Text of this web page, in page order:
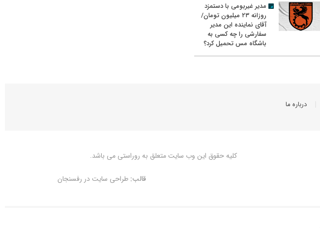
مدیر غیربومی با دستمزد
روزانه ۲۳ میلیون تومان/
آقای نماینده این مدیر
سفارشی را چه کسی به
باشگاه مس تحمیل کرد؟
درباره ما
کلیه حقوق این وب سایت متعلق به روراستی می باشد.
قالب: طراحی سایت در رفسنجان